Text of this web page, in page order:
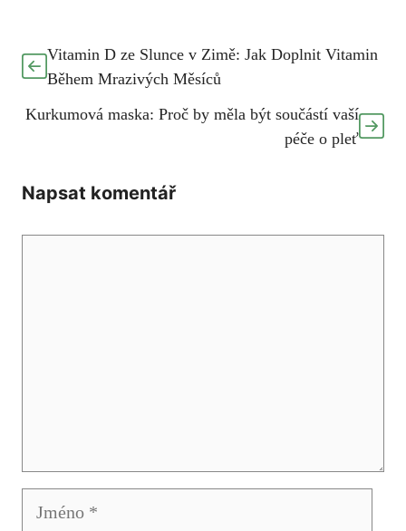
Vitamin D ze Slunce v Zimě: Jak Doplnit Vitamin
Během Mrazivých Měsíců
Kurkumová maska: Proč by měla být součástí vaší
péče o pleť
Napsat komentář
Jméno